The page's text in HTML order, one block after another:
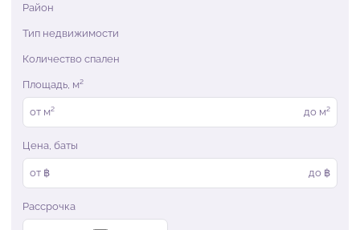
Район
Тип недвижимости
Количество спален
Площадь, м²
от м² до м²
Цена, баты
от ฿ до ฿
Рассрочка